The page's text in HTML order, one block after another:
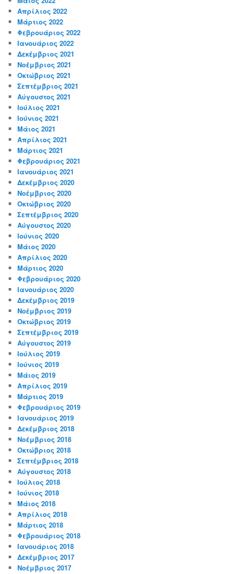
Απρίλιος 2022
Μάρτιος 2022
Φεβρουάριος 2022
Ιανουάριος 2022
Δεκέμβριος 2021
Νοέμβριος 2021
Οκτώβριος 2021
Σεπτέμβριος 2021
Αύγουστος 2021
Ιούλιος 2021
Ιούνιος 2021
Μάιος 2021
Απρίλιος 2021
Μάρτιος 2021
Φεβρουάριος 2021
Ιανουάριος 2021
Δεκέμβριος 2020
Νοέμβριος 2020
Οκτώβριος 2020
Σεπτέμβριος 2020
Αύγουστος 2020
Ιούνιος 2020
Μάιος 2020
Απρίλιος 2020
Μάρτιος 2020
Φεβρουάριος 2020
Ιανουάριος 2020
Δεκέμβριος 2019
Νοέμβριος 2019
Οκτώβριος 2019
Σεπτέμβριος 2019
Αύγουστος 2019
Ιούλιος 2019
Ιούνιος 2019
Μάιος 2019
Απρίλιος 2019
Μάρτιος 2019
Φεβρουάριος 2019
Ιανουάριος 2019
Δεκέμβριος 2018
Νοέμβριος 2018
Οκτώβριος 2018
Σεπτέμβριος 2018
Αύγουστος 2018
Ιούλιος 2018
Ιούνιος 2018
Μάιος 2018
Απρίλιος 2018
Μάρτιος 2018
Φεβρουάριος 2018
Ιανουάριος 2018
Δεκέμβριος 2017
Νοέμβριος 2017